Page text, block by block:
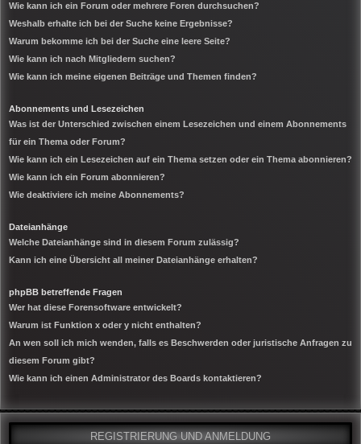
Wie kann ich ein Forum oder mehrere Foren durchsuchen?
Weshalb erhalte ich bei der Suche keine Ergebnisse?
Warum bekomme ich bei der Suche eine leere Seite?
Wie kann ich nach Mitgliedern suchen?
Wie kann ich meine eigenen Beiträge und Themen finden?
Abonnements und Lesezeichen
Was ist der Unterschied zwischen einem Lesezeichen und einem Abonnements
für ein Thema oder Forum?
Wie kann ich ein Lesezeichen auf ein Thema setzen oder ein Thema abonnieren?
Wie kann ich ein Forum abonnieren?
Wie deaktiviere ich meine Abonnements?
Dateianhänge
Welche Dateianhänge sind in diesem Forum zulässig?
Kann ich eine Übersicht all meiner Dateianhänge erhalten?
phpBB betreffende Fragen
Wer hat diese Forensoftware entwickelt?
Warum ist Funktion x oder y nicht enthalten?
An wen soll ich mich wenden, falls es Beschwerden oder juristische Anfragen zu
diesem Forum gibt?
Wie kann ich einen Administrator des Boards kontaktieren?
REGISTRIERUNG UND ANMELDUNG